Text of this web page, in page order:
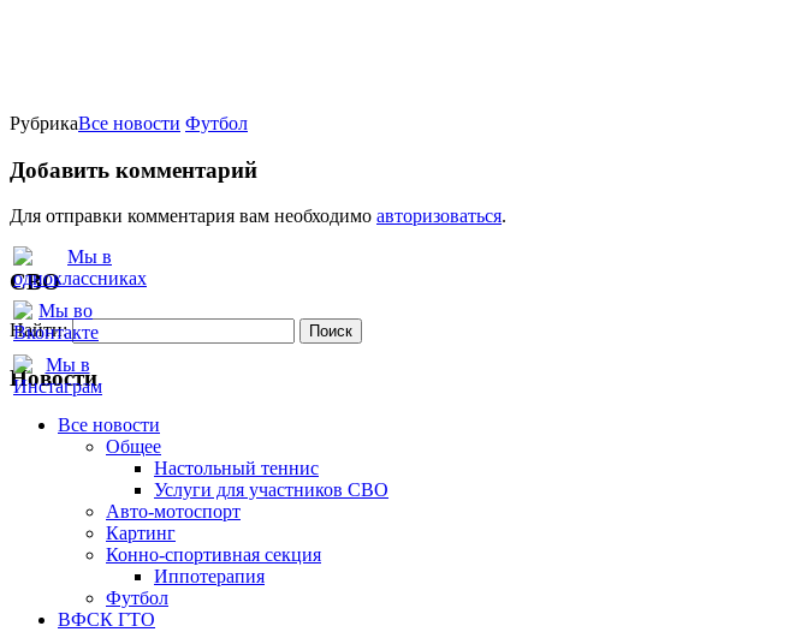
РубрикаВсе новости Футбол
Добавить комментарий
Для отправки комментария вам необходимо авторизоваться.
СВО
Найти:
Новости
Все новости
Oбщее
Настольный теннис
Услуги для участников СВО
Авто-мотоспорт
Картинг
Конно-спортивная секция
Иппотерапия
Футбол
ВФСК ГТО